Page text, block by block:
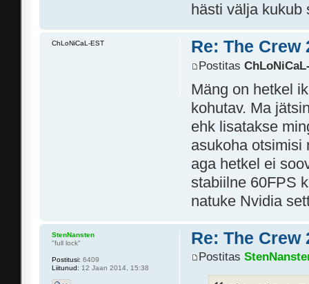
hästi välja
Re: The Crew
Postitas
Mäng on hetkel
kohutav. Ma
ehk lisatakse
asukoha otsimisi
aga hetkel ei
stabiilne 60FPS
natuke Nvidia
ChLoNiCaL-EST
Re: The Crew
Postitas
StenNansten
"full lock"
Postitusi: 6409
Liitunud: 12 Jaan 2014, 15:38